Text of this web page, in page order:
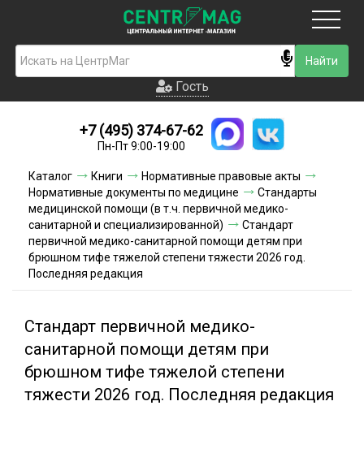
Гость
Новинки
Условия доставки
Условия оплаты
Контакты
Акции и скидки
Гость
+7 (495) 374-67-62
Пн-Пт 9:00-19:00
Каталог Книги
Нормативные правовые акты
Нормативные документы по медицине
Стандарты
медицинской помощи (в т.ч. первичной медико-
санитарной и специализированной)
Стандарт
первичной медико-санитарной помощи детям при
брюшном тифе тяжелой степени тяжести 2026 год.
Последняя редакция
Стандарт первичной медико-
санитарной помощи детям при
брюшном тифе тяжелой степени
тяжести 2026 год. Последняя редакция